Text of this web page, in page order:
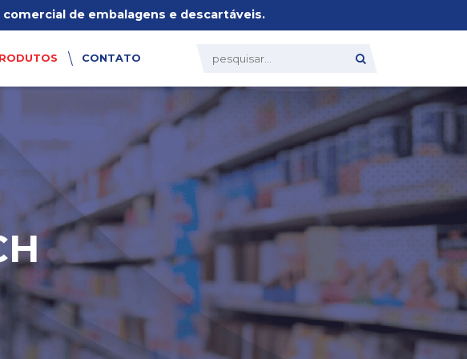
de embalagens e descartáveis.
CONTATO